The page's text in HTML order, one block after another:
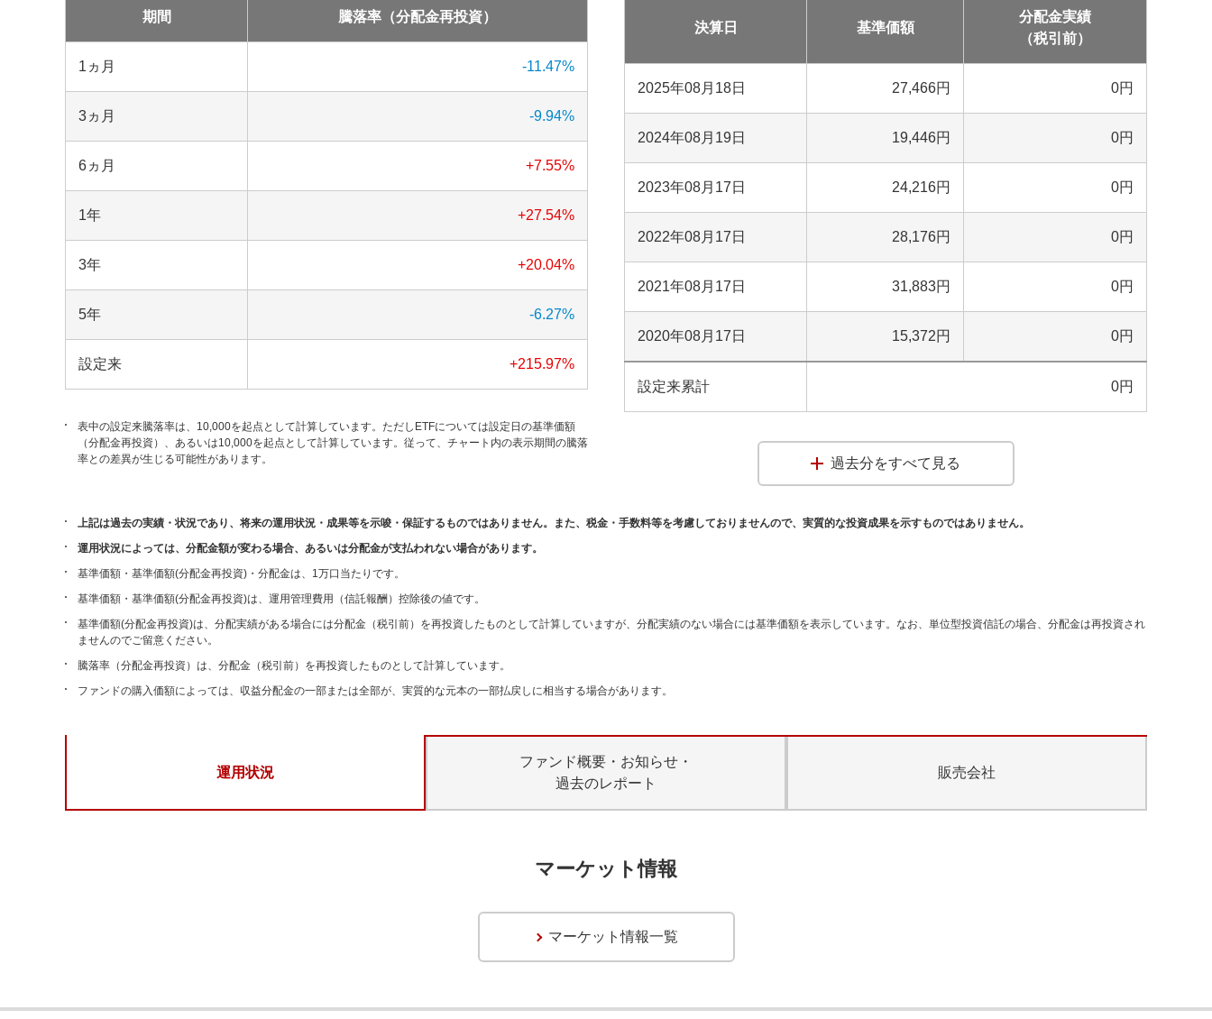
期間 騰落率（分配金再投資）
1ヵ月 -11.47%
3ヵ月 -9.94%
6ヵ月 +7.55%
1年 +27.54%
3年 +20.04%
5年 -6.27%
設定来 +215.97%
表中の設定来騰落率は、10,000を起点として計算しています。ただしETFについては設定日の基準価額
（分配金再投資）、あるいは10,000を起点として計算しています。従って、チャート内の表示期間の騰落
率との差異が生じる可能性があります。
決算日 基準価額
分配金実績
（税引前）
2025年08月18日 27,466円 0円
2024年08月19日 19,446円 0円
2023年08月17日 24,216円 0円
2022年08月17日 28,176円 0円
2021年08月17日 31,883円 0円
2020年08月17日 15,372円 0円
設定来累計 0円
過去分をすべて見る
上記は過去の実績・状況であり、将来の運用状況・成果等を示唆・保証するものではありません。また、税金・手数料等を考慮しておりませんので、実質的な投資成果を示すものではありません。
運用状況によっては、分配金額が変わる場合、あるいは分配金が支払われない場合があります。
基準価額・基準価額(分配金再投資)・分配金は、1万口当たりです。
基準価額・基準価額(分配金再投資)は、運用管理費用（信託報酬）控除後の値です。
基準価額(分配金再投資)は、分配実績がある場合には分配金（税引前）を再投資したものとして計算していますが、分配実績のない場合には基準価額を表示しています。なお、単位型投資信託の場合、分配金は再投資され
ませんのでご留意ください。
騰落率（分配金再投資）は、分配金（税引前）を再投資したものとして計算しています。
ファンドの購入価額によっては、収益分配金の一部または全部が、実質的な元本の一部払戻しに相当する場合があります。
運用状況
ファンド概要・お知らせ・
過去のレポート
販売会社
マーケット情報
マーケット情報一覧